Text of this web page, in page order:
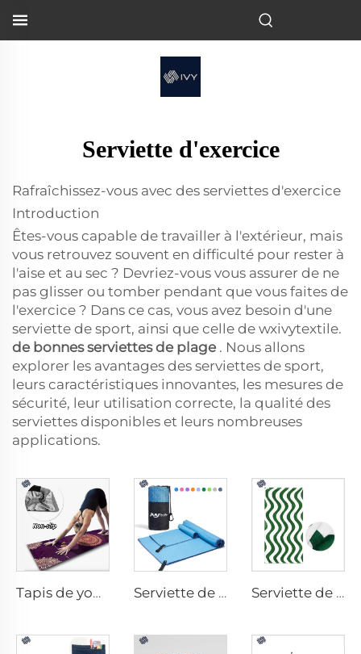
Serviette d'exercice
Rafraîchissez-vous avec des serviettes d'exercice
Introduction
Êtes-vous capable de travailler à l'extérieur, mais
vous retrouvez souvent en difficulté pour rester à
l'aise et au sec ? Devriez-vous vous assurer de ne
pas glisser ou tomber pendant que vous faites de
l'exercice ? Dans ce cas, vous avez besoin d'une
serviette de sport, ainsi que celle de wxivytextile.
de bonnes serviettes de plage . Nous allons
explorer les avantages des serviettes de sport,
leurs caractéristiques innovantes, les mesures de
sécurité, leur utilisation correcte, la qualité des
serviettes disponibles et leurs nombreuses
applications.
Tapis de yoga avec serviette Serviette de sport en microfibres Serviette de plage en coton